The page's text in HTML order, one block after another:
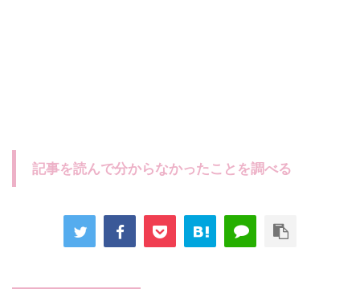
記事を読んで分からなかったことを調べる